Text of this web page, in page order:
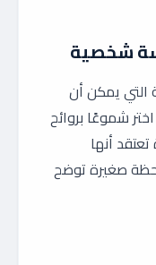
شخصية
التي يمكن أن
شموعًا بروائح
أنها
صغيرة توضح